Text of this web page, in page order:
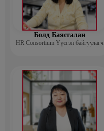
Болд Баясгалан
HR Consortium Үүсгэн байгуулагч